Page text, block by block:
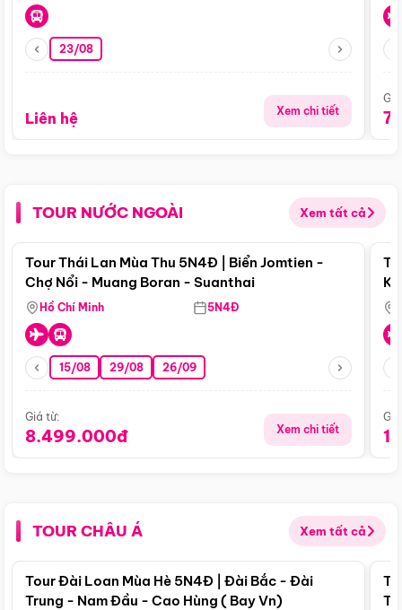
23/08
Liên hệ Xem chi tiết
TOUR NƯỚC NGOÀI Xem tất cả
Điểm nổi bật
Tour Thái Lan Mùa Thu 5N4Đ | Biển Jomtien -
Chợ Nổi - Muang Boran - Suanthai
Hồ Chí Minh 5N4Đ
15/08 29/08 26/09
Giá từ:
8.499.000đ Xem chi tiết
TOUR CHÂU Á Xem tất cả
Điểm nổi bật
Tour Đài Loan Mùa Hè 5N4Đ | Đài Bắc - Đài
Trung - Nam Đầu - Cao Hùng ( Bay Vn)